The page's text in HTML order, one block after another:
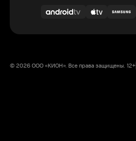
© 2026 ООО «КИОН». Все права защищены. 12+